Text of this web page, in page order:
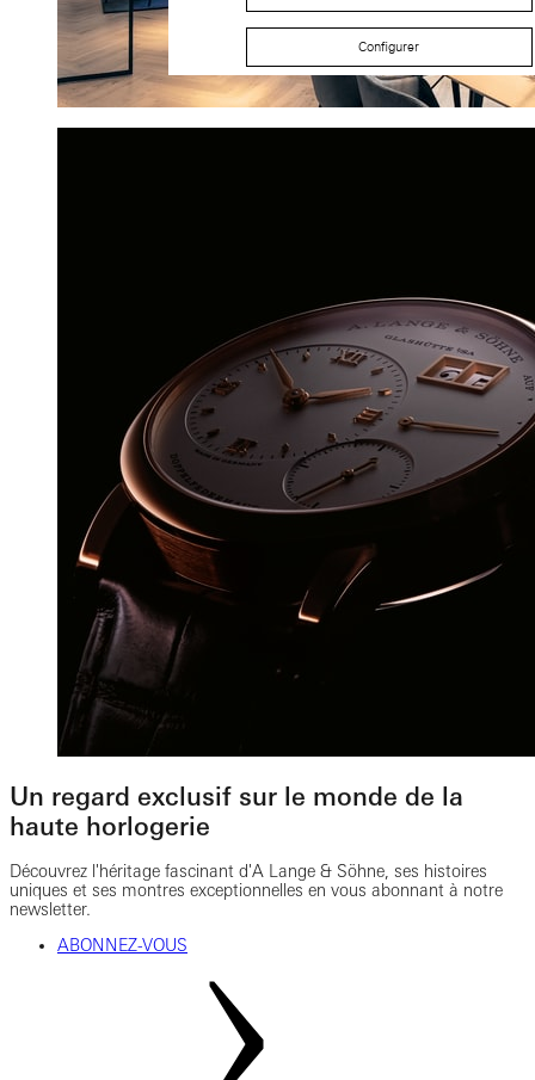
Un regard exclusif sur le monde de la
haute horlogerie
Découvrez l'héritage fascinant d'A Lange & Söhne, ses histoires
uniques et ses montres exceptionnelles en vous abonnant à notre
newsletter.
ABONNEZ-VOUS
Configurer